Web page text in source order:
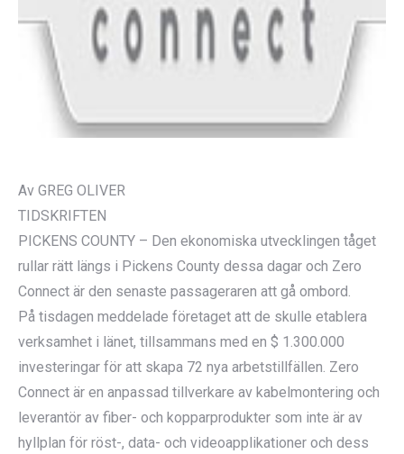
Av GREG OLIVER
TIDSKRIFTEN
PICKENS COUNTY – Den ekonomiska utvecklingen tåget
rullar rätt längs i Pickens County dessa dagar och Zero
Connect är den senaste passageraren att gå ombord.
På tisdagen meddelade företaget att de skulle etablera
verksamhet i länet, tillsammans med en $ 1.300.000
investeringar för att skapa 72 nya arbetstillfällen. Zero
Connect är en anpassad tillverkare av kabelmontering och
leverantör av fiber- och kopparprodukter som inte är av
hyllplan för röst-, data- och videoapplikationer och dess